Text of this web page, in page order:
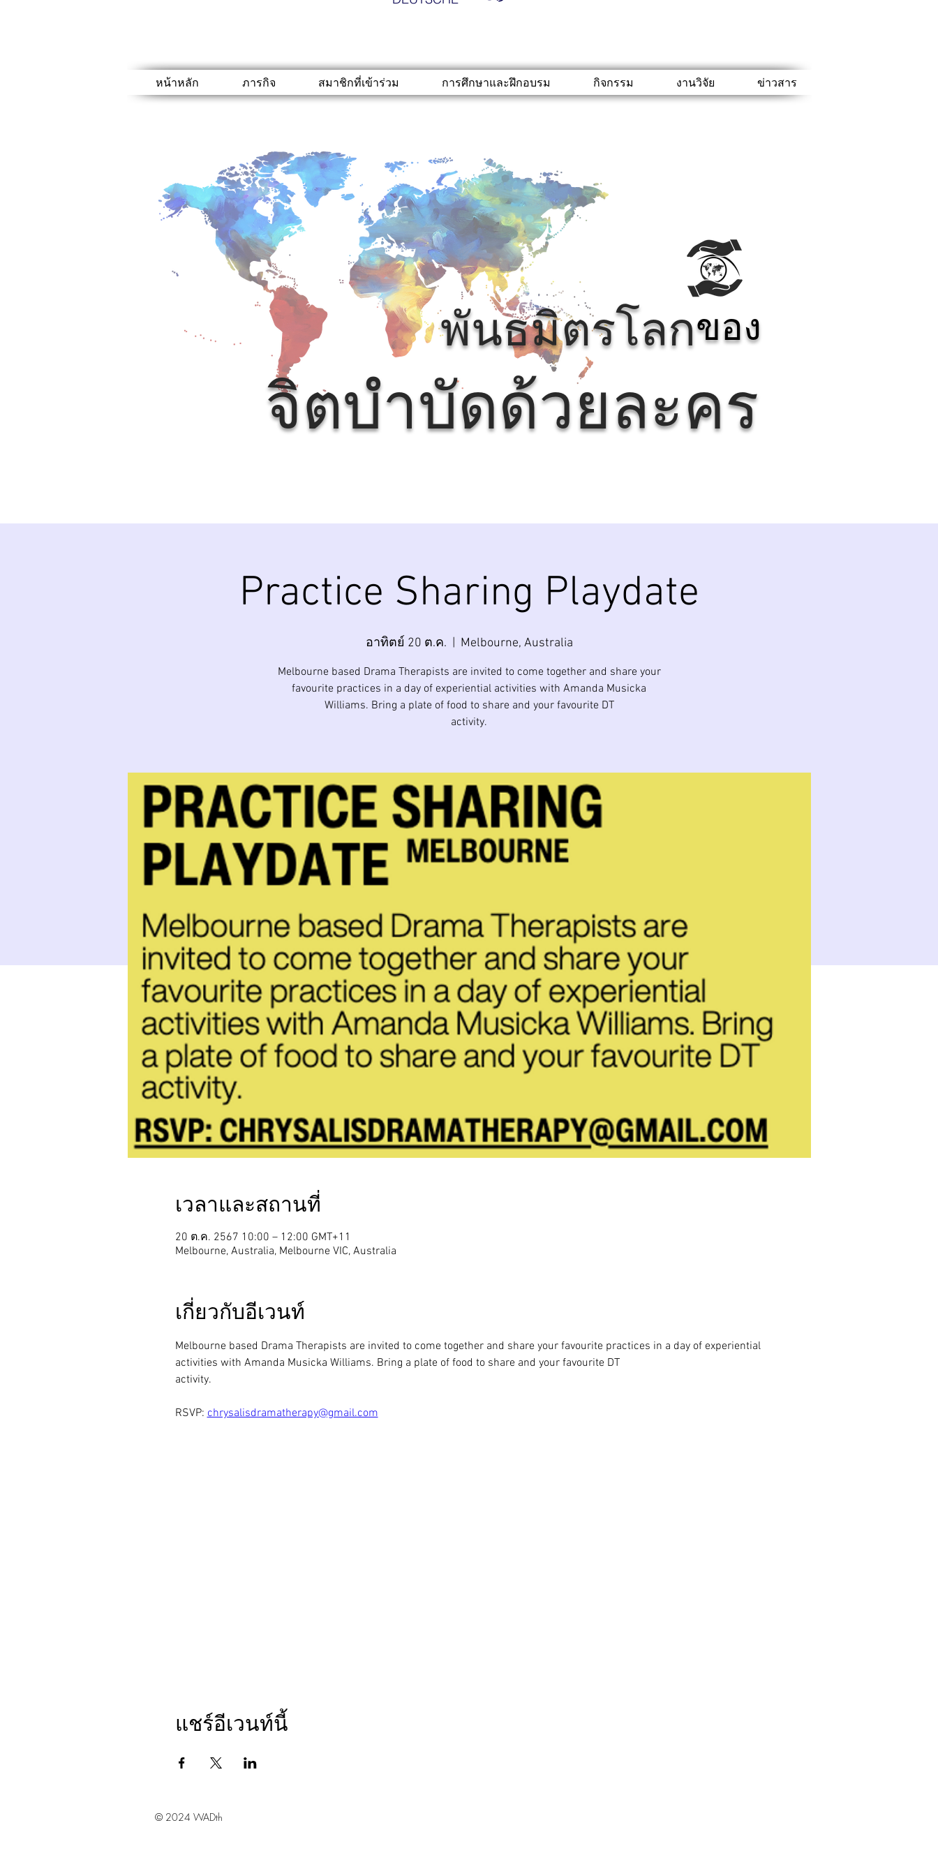
หน้าหลัก ภารกิจ สมาชิกที่เข้าร่วม การศึกษาและฝึกอบรม กิจกรรม งานวิจัย ข่าวสาร
พันธมิตรโลกของ
จิตบำบัดด้วยละคร
Practice Sharing Playdate
อาทิตย์ 20 ต.ค. Melbourne, Australia
Melbourne based Drama Therapists are invited to come together and share your
favourite practices in a day of experiential activities with Amanda Musicka
Williams. Bring a plate of food to share and your favourite DT
activity.
เวลาและสถานที่
20 ต.ค. 2567 10:00 – 12:00 GMT+11
Melbourne, Australia, Melbourne VIC, Australia
เกี่ยวกับอีเวนท์
Melbourne based Drama Therapists are invited to come together and share your favourite practices in a day of experiential
activities with Amanda Musicka Williams. Bring a plate of food to share and your favourite DT
activity.
RSVP: chrysalisdramatherapy@gmail.com
แชร์อีเวนท์นี้
© 2024 WADth